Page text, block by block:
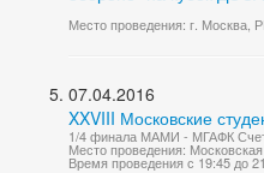
Место проведения: г. Москва,
07.04.2016
XXVIII Московские
1/4 финала МАМИ - МГАФК
Место проведения:
Время проведения с 19:45 до